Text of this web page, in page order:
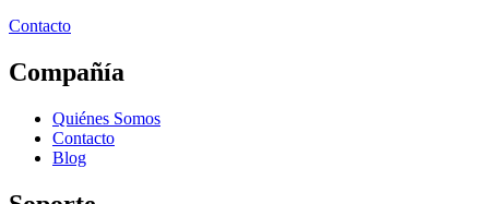
Contacto
Compañía
Quiénes Somos
Contacto
Blog